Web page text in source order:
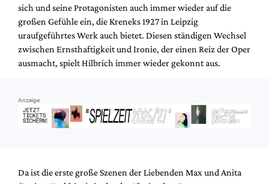
sich und seine Protagonisten auch immer wieder auf die
großen Gefühle ein, die Kreneks 1927 in Leipzig
uraufgeführtes Werk auch bietet. Diesen ständigen Wechsel
zwischen Ernsthaftigkeit und Ironie, der einen Reiz der Oper
ausmacht, spielt Hilbrich immer wieder gekonnt aus.
Anzeige
Da ist die erste große Szenen der Liebenden Max und Anita